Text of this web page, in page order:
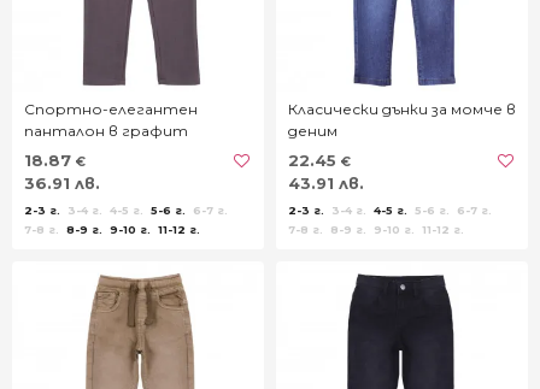
Спортно-елегантен
панталон в графит
18.87 €
36.91 лв.
2-3 г. 3-4 г. 4-5 г. 5-6 г.
6-7 г.
7-8 г.
8-9 г. 9-10 г. 11-12 г.
Класически дънки за момче в
деним
22.45 €
43.91 лв.
2-3 г. 3-4 г. 4-5 г. 5-6 г.
6-7 г.
7-8 г.
8-9 г. 9-10 г. 11-12 г.